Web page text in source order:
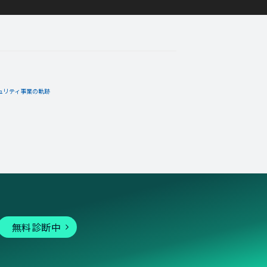
リティ事業の軌跡
無料診断中